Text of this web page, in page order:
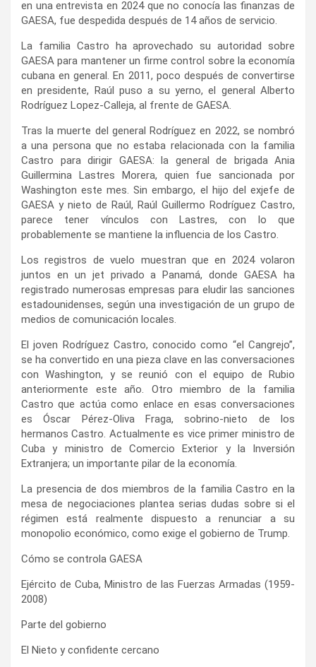
en una entrevista en 2024 que no conocía las finanzas de
GAESA, fue despedida después de 14 años de servicio.
La familia Castro ha aprovechado su autoridad sobre
GAESA para mantener un firme control sobre la economía
cubana en general. En 2011, poco después de convertirse
en presidente, Raúl puso a su yerno, el general Alberto
Rodríguez Lopez-Calleja, al frente de GAESA.
Tras la muerte del general Rodríguez en 2022, se nombró
a una persona que no estaba relacionada con la familia
Castro para dirigir GAESA: la general de brigada Ania
Guillermina Lastres Morera, quien fue sancionada por
Washington este mes. Sin embargo, el hijo del exjefe de
GAESA y nieto de Raúl, Raúl Guillermo Rodríguez Castro,
parece tener vínculos con Lastres, con lo que
probablemente se mantiene la influencia de los Castro.
Los registros de vuelo muestran que en 2024 volaron
juntos en un jet privado a Panamá, donde GAESA ha
registrado numerosas empresas para eludir las sanciones
estadounidenses, según una investigación de un grupo de
medios de comunicación locales.
El joven Rodríguez Castro, conocido como “el Cangrejo”,
se ha convertido en una pieza clave en las conversaciones
con Washington, y se reunió con el equipo de Rubio
anteriormente este año. Otro miembro de la familia
Castro que actúa como enlace en esas conversaciones
es Óscar Pérez-Oliva Fraga, sobrino-nieto de los
hermanos Castro. Actualmente es vice primer ministro de
Cuba y ministro de Comercio Exterior y la Inversión
Extranjera; un importante pilar de la economía.
La presencia de dos miembros de la familia Castro en la
mesa de negociaciones plantea serias dudas sobre si el
régimen está realmente dispuesto a renunciar a su
monopolio económico, como exige el gobierno de Trump.
Cómo se controla GAESA
Ejército de Cuba, Ministro de las Fuerzas Armadas (1959-
2008)
Parte del gobierno
El Nieto y confidente cercano